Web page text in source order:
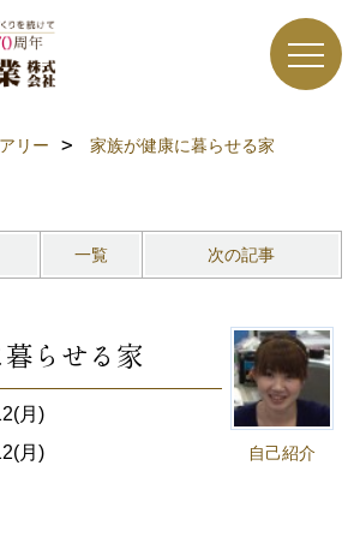
リー 家族が健康に暮らせる家
一覧 次の記事
自己紹介
らせる家
月)
月)